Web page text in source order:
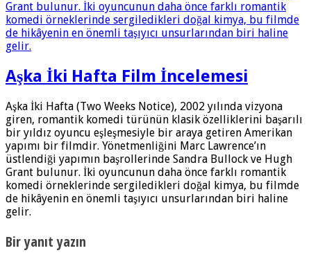
Aşka İki Hafta Film İncelemesi
Aşka İki Hafta (Two Weeks Notice), 2002 yılında vizyona
giren, romantik komedi türünün klasik özelliklerini başarılı
bir yıldız oyuncu eşleşmesiyle bir araya getiren Amerikan
yapımı bir filmdir. Yönetmenliğini Marc Lawrence’ın
üstlendiği yapımın başrollerinde Sandra Bullock ve Hugh
Grant bulunur. İki oyuncunun daha önce farklı romantik
komedi örneklerinde sergiledikleri doğal kimya, bu filmde
de hikâyenin en önemli taşıyıcı unsurlarından biri haline
gelir.
Bir yanıt yazın